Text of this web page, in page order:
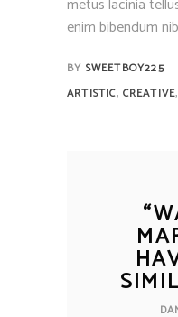
metus lacinia
enim bibendum
BY SWEETBOY225
ARTISTIC, CREATIVE,
“